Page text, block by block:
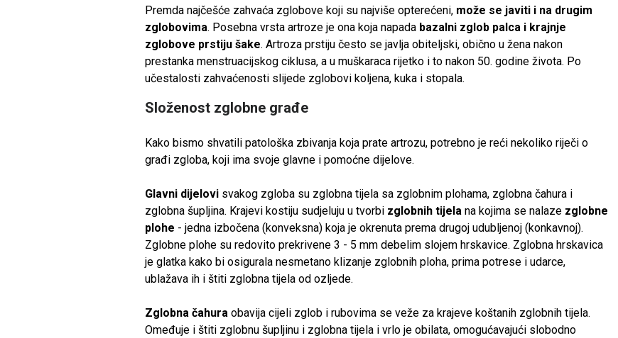
Premda najčešće zahvaća zglobove koji su najviše opterećeni, može se javiti i na drugim
zglobovima. Posebna vrsta artroze je ona koja napada bazalni zglob palca i krajnje
zglobove prstiju šake. Artroza prstiju često se javlja obiteljski, obično u žena nakon
prestanka menstruacijskog ciklusa, a u muškaraca rijetko i to nakon 50. godine života. Po
učestalosti zahvaćenosti slijede zglobovi koljena, kuka i stopala.
Složenost zglobne građe
Kako bismo shvatili patološka zbivanja koja prate artrozu, potrebno je reći nekoliko riječi o
građi zgloba, koji ima svoje glavne i pomoćne dijelove.
Glavni dijelovi svakog zgloba su zglobna tijela sa zglobnim plohama, zglobna čahura i
zglobna šupljina. Krajevi kostiju sudjeluju u tvorbi zglobnih tijela na kojima se nalaze zglobne
plohe - jedna izbočena (konveksna) koja je okrenuta prema drugoj udubljenoj (konkavnoj).
Zglobne plohe su redovito prekrivene 3 - 5 mm debelim slojem hrskavice. Zglobna hrskavica
je glatka kako bi osigurala nesmetano klizanje zglobnih ploha, prima potrese i udarce,
ublažava ih i štiti zglobna tijela od ozljede.
Zglobna čahura obavija cijeli zglob i rubovima se veže za krajeve koštanih zglobnih tijela.
Omeđuje i štiti zglobnu šupljinu i zglobna tijela i vrlo je obilata, omogućavajući slobodno